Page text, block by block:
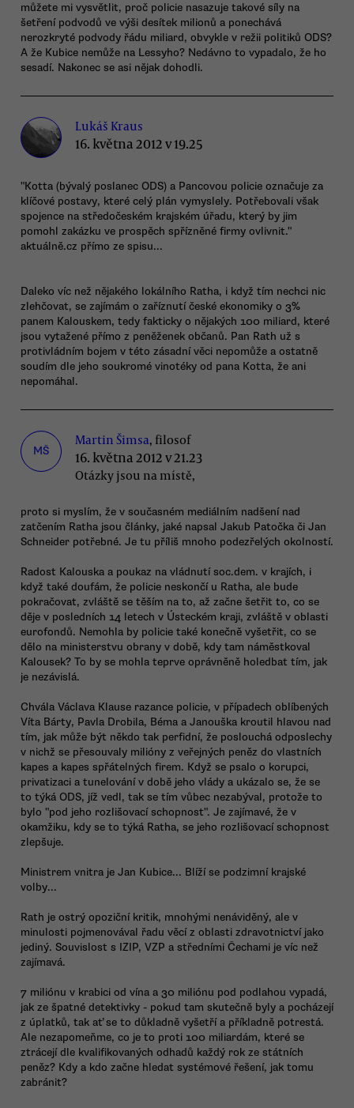
můžete mi vysvětlit, proč policie nasazuje takové síly na
šetření podvodů ve výši desítek milionů a ponechává
nerozkryté podvody řádu miliard, obvykle v režii politiků ODS?
A že Kubice nemůže na Lessyho? Nedávno to vypadalo, že ho
sesadí. Nakonec se asi nějak dohodli.
Lukáš Kraus
16. května 2012 v 19.25
"Kotta (bývalý poslanec ODS) a Pancovou policie označuje za
klíčové postavy, které celý plán vymyslely. Potřebovali však
spojence na středočeském krajském úřadu, který by jim
pomohl zakázku ve prospěch spřízněné firmy ovlivnit."
aktuálně.cz přímo ze spisu...
Daleko víc než nějakého lokálního Ratha, i když tím nechci nic
zlehčovat, se zajímám o zaříznutí české ekonomiky o 3%
panem Kalouskem, tedy fakticky o nějakých 100 miliard, které
jsou vytažené přímo z peněženek občanů. Pan Rath už s
protivládním bojem v této zásadní věci nepomůže a ostatně
soudím dle jeho soukromé vinotéky od pana Kotta, že ani
nepomáhal.
MŠ
Martin Šimsa, filosof
16. května 2012 v 21.23
Otázky jsou na místě,
proto si myslím, že v současném mediálním nadšení nad
zatčením Ratha jsou články, jaké napsal Jakub Patočka či Jan
Schneider potřebné. Je tu příliš mnoho podezřelých okolností.
Radost Kalouska a poukaz na vládnutí soc.dem. v krajích, i
když také doufám, že policie neskončí u Ratha, ale bude
pokračovat, zvláště se těším na to, až začne šetřit to, co se
děje v posledních 14 letech v Ústeckém kraji, zvláště v oblasti
eurofondů. Nemohla by policie také konečně vyšetřit, co se
dělo na ministerstvu obrany v době, kdy tam náměstkoval
Kalousek? To by se mohla teprve oprávněně holedbat tím, jak
je nezávislá.
Chvála Václava Klause razance policie, v případech oblíbených
Víta Bárty, Pavla Drobila, Béma a Janouška kroutil hlavou nad
tím, jak může být někdo tak perfidní, že poslouchá odposlechy
v nichž se přesouvaly milióny z veřejných peněz do vlastních
kapes a kapes spřátelných firem. Když se psalo o korupci,
privatizaci a tunelování v době jeho vlády a ukázalo se, že se
to týká ODS, jíž vedl, tak se tím vůbec nezabýval, protože to
bylo "pod jeho rozlišovací schopnost". Je zajímavé, že v
okamžiku, kdy se to týká Ratha, se jeho rozlišovací schopnost
zlepšuje.
Ministrem vnitra je Jan Kubice... Blíží se podzimní krajské
volby...
Rath je ostrý opoziční kritik, mnohými nenáviděný, ale v
minulosti pojmenovával řadu věcí z oblasti zdravotnictví jako
jediný. Souvislost s IZIP, VZP a středními Čechami je víc než
zajímavá.
7 miliónu v krabici od vína a 30 miliónu pod podlahou vypadá,
jak ze špatné detektivky - pokud tam skutečně byly a pocházejí
z úplatků, tak ať se to důkladně vyšetří a příkladně potrestá.
Ale nezapomeňme, co je to proti 100 miliardám, které se
ztrácejí dle kvalifikovaných odhadů každý rok ze státních
peněz? Kdy a kdo začne hledat systémové řešení, jak tomu
zabránit?